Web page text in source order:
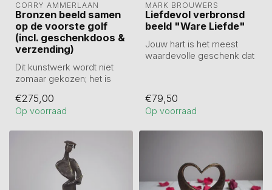
CORRY AMMERLAAN
Bronzen beeld samen
op de voorste golf
(incl. geschenkdoos &
verzending)
Dit kunstwerk wordt niet
zomaar gekozen; het is
toewijding. Als...
€275,00
Op voorraad
MARK BROUWERS
Liefdevol verbronsd
beeld "Ware Liefde"
Jouw hart is het meest
waardevolle geschenk dat
€79,50
Op voorraad